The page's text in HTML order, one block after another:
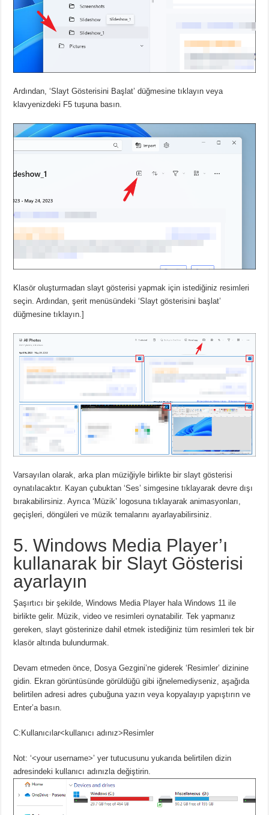
Ardından, ‘Slayt Gösterisini Başlat’ düğmesine tıklayın veya
klavyenizdeki F5 tuşuna basın.
Klasör oluşturmadan slayt gösterisi yapmak içinistediğiniz resimleri
seçin.Ardından, şerit menüsündeki ‘Slayt gösterisini başlat’
düğmesine tıklayın.]
Varsayılan olarak, arka plan müziğiyle birlikte bir slayt gösterisi
oynatılacaktır. Kayan çubuktan ‘Ses’ simgesine tıklayarak devre dışı
bırakabilirsiniz.Ayrıca ‘Müzik’ logosuna tıklayarak animasyonları,
geçişleri, döngüleri ve müzik temalarını ayarlayabilirsiniz.
5. Windows Media Player’ı
kullanarak bir Slayt Gösterisi
ayarlayın
Şaşırtıcı bir şekilde, Windows Media Player hala Windows 11 ile
birlikte gelir. Müzik, video ve resimleri oynatabilir.Tek yapmanız
gereken, slayt gösterinize dahil etmek istediğiniz tüm resimleri tek bir
klasör altında bulundurmak.
Devam etmeden önce, Dosya Gezgini’ne giderek ‘Resimler’ dizinine
gidin. Ekran görüntüsünde görüldüğü gibi iğnelemediyseniz, aşağıda
belirtilen adresi adres çubuğuna yazın veya kopyalayıp yapıştırın ve
Enter’a basın.
C:Kullanıcılar<kullanıcı adınız>Resimler
Not: ‘<your username>’ yer tutucusunu yukarıda belirtilen dizin
adresindeki kullanıcı adınızla değiştirin.